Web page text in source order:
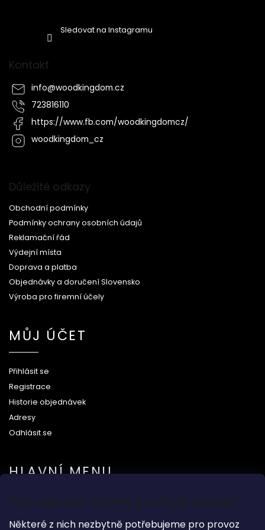
Tyto webové stránky používají cookies
Některé z nich nezbytně potřebujeme pro provoz
Sledovat na Instagramu
Kontakt
info@woodkingdom.cz
723816110
https://www.fb.com/woodkingdomcz/
woodkingdom_cz
Důležité odkazy
Obchodní podmínky
Podmínky ochrany osobních údajů
Reklamační řád
Výdejní místa
Doprava a platba
Objednávky a doručení Slovensko
Výroba pro firemní účely
MŮJ ÚČET
Přihlásit se
Registrace
Historie objednávek
Adresy
Odhlásit se
HLAVNÍ MENU
Na svatbu
Dárkové předměty